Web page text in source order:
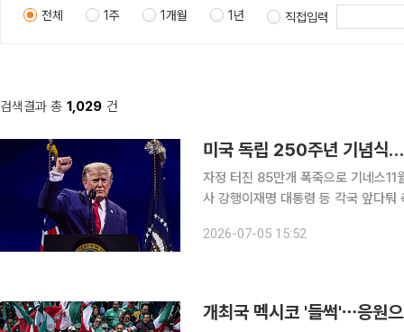
전체 1주 1개월 1년 직접입력
검색결과 총 1,029 건
미국 독립 250주년 기념식…
자정 터진 85만개 폭죽으로 기네스11
사 강행이재명 대통령 등 각국 앞다
끌어올리겠다고 강조했다. 또 반공에
2026-07-05 15:52
개최국 멕시코 '들썩'⋯응원